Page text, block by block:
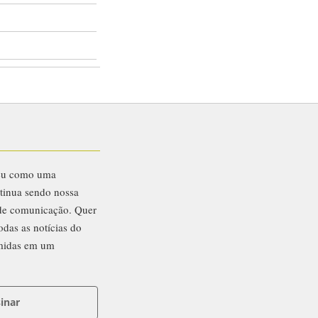
como uma
sendo nossa
comunicação. Quer
as notícias do
em um